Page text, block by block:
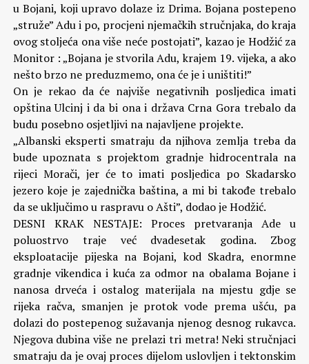
u Bojani, koji upravo dolaze iz Drima. Bojana postepeno
„struže” Adu i po, procjeni njemačkih stručnjaka, do kraja
ovog stoljeća ona više neće postojati”, kazao je Hodžić za
Monitor : „Bojana je stvorila Adu, krajem 19. vijeka, a ako
nešto brzo ne preduzmemo, ona će je i uništiti!”
On je rekao da će najviše negativnih posljedica imati
opština Ulcinj i da bi ona i država Crna Gora trebalo da
budu posebno osjetljivi na najavljene projekte.
„Albanski eksperti smatraju da njihova zemlja treba da
bude upoznata s projektom gradnje hidrocentrala na
rijeci Morači, jer će to imati posljedica po Skadarsko
jezero koje je zajednička baština, a mi bi takođe trebalo
da se uključimo u raspravu o Ašti”, dodao je Hodžić.
DESNI KRAK NESTAJE: Proces pretvaranja Ade u
poluostrvo traje već dvadesetak godina. Zbog
eksploatacije pijeska na Bojani, kod Skadra, enormne
gradnje vikendica i kuća za odmor na obalama Bojane i
nanosa drveća i ostalog materijala na mjestu gdje se
rijeka račva, smanjen je protok vode prema ušću, pa
dolazi do postepenog sužavanja njenog desnog rukavca.
Njegova dubina više ne prelazi tri metra! Neki stručnjaci
smatraju da je ovaj proces dijelom uslovljen i tektonskim